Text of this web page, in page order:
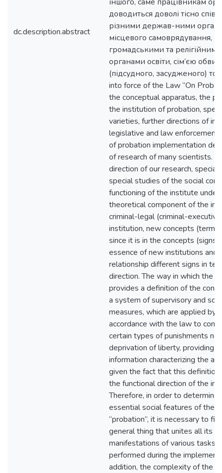
dc.description.abstract
доводиться доволі тісно
різними держав-ними
місцевого самоврядування,
громадськими та
органами освіти, сім’єю
(підсудного, засудженого)
into force of the Law “On
the conceptual apparatus, the
the institution of probation,
varieties, further directions of
legislative and law enforcement
of probation implementation
of research of many scientists.
direction of our research,
special studies of the social
functioning of the institute under
theoretical component of the
criminal-legal (criminal-
institution, new concepts
since it is in the concepts
essence of new institutions and
relationship different signs in
direction. The way in which the
provides a definition of the
a system of supervisory and
measures, which are applied by
accordance with the law to
certain types of punishments
deprivation of liberty, providing
information characterizing the
given the fact that this definition
the functional direction of the
Therefore, in order to determine
essential social features of the
“probation”, it is necessary to
general thing that unites all its
manifestations of various tasks
performed during the
addition, the complexity of the